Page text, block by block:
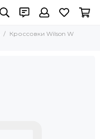
Кроссовки Wilson W